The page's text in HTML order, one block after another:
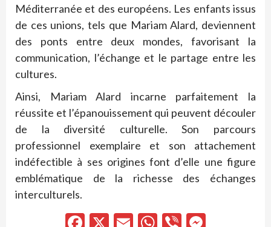
Méditerranée et des européens. Les enfants issus
de ces unions, tels que Mariam Alard, deviennent
des ponts entre deux mondes, favorisant la
communication, l’échange et le partage entre les
cultures.
Ainsi, Mariam Alard incarne parfaitement la
réussite et l’épanouissement qui peuvent découler
de la diversité culturelle. Son parcours
professionnel exemplaire et son attachement
indéfectible à ses origines font d’elle une figure
emblématique de la richesse des échanges
interculturels.
Facebook
X EmailWhatsApp
Viber